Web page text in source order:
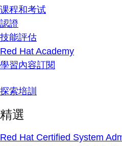
课程和考试
認證
技能評估
Red Hat Academy
學習內容訂閱
探索培訓
精選
Red Hat Certified System